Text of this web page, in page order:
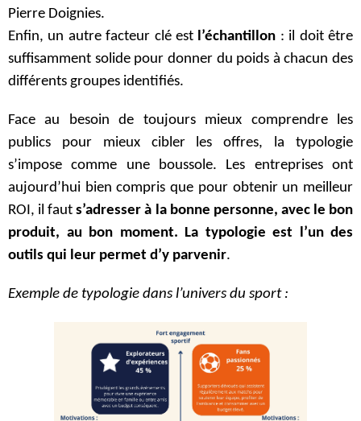
Pierre Doignies.
Enfin, un autre facteur clé est l’échantillon : il doit être
suffisamment solide pour donner du poids à chacun des
différents groupes identifiés.
Face au besoin de toujours mieux comprendre les
publics pour mieux cibler les offres, la typologie
s’impose comme une boussole. Les entreprises ont
aujourd’hui bien compris que pour obtenir un meilleur
ROI, il fauts’adresser à la bonne personne, avec le bon
produit, au bon moment. La typologie est l’un des
outils qui leur permet d’y parvenir.
Exemple de typologie dans l’univers du sport :